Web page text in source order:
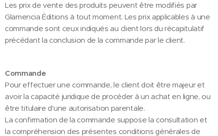
Les prix de vente des produits peuvent être modifiés par
Glamencia Éditions à tout moment. Les prix applicables à une
commande sont ceux indiqués au client lors du récapitulatif
précédant la conclusion de la commande par le client.
Commande
Pour effectuer une commande, le client doit être majeur et
avoir la capacité juridique de procéder à un achat en ligne, ou
être titulaire d'une autorisation parentale.
La confirmation de la commande suppose la consultation et
la compréhension des présentes conditions générales de